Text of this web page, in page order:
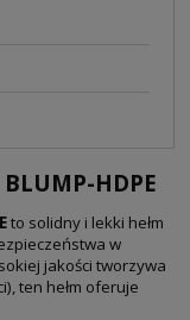
HDPE
to solidny i lekki hełm
w
jakości tworzywa
ten hełm oferuje